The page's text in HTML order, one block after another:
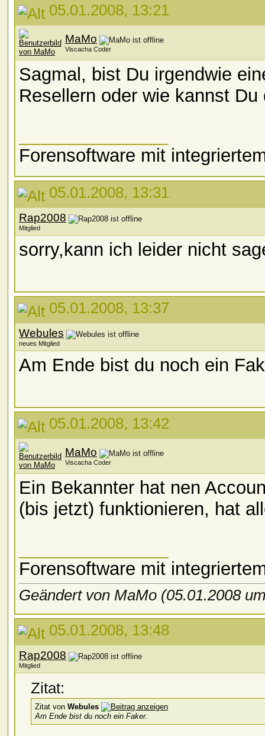
05.01.2008, 13:21
MaMo
Viscacha Coder
Sagmal, bist Du irgendwie
Resellern oder wie kannst
Forensoftware mit
05.01.2008, 13:31
Rap2008
Mitglied
sorry,kann ich leider nicht
05.01.2008, 13:37
Webules
neues Mitglied
Am Ende bist du noch ein
05.01.2008, 13:42
MaMo
Viscacha Coder
Ein Bekannter hat nen
(bis jetzt) funktionieren, hat
Forensoftware mit
Geändert von MaMo (05.01.2008
05.01.2008, 13:48
Rap2008
Mitglied
Zitat:
Zitat von Webules
Am Ende bist du noch ein Faker.